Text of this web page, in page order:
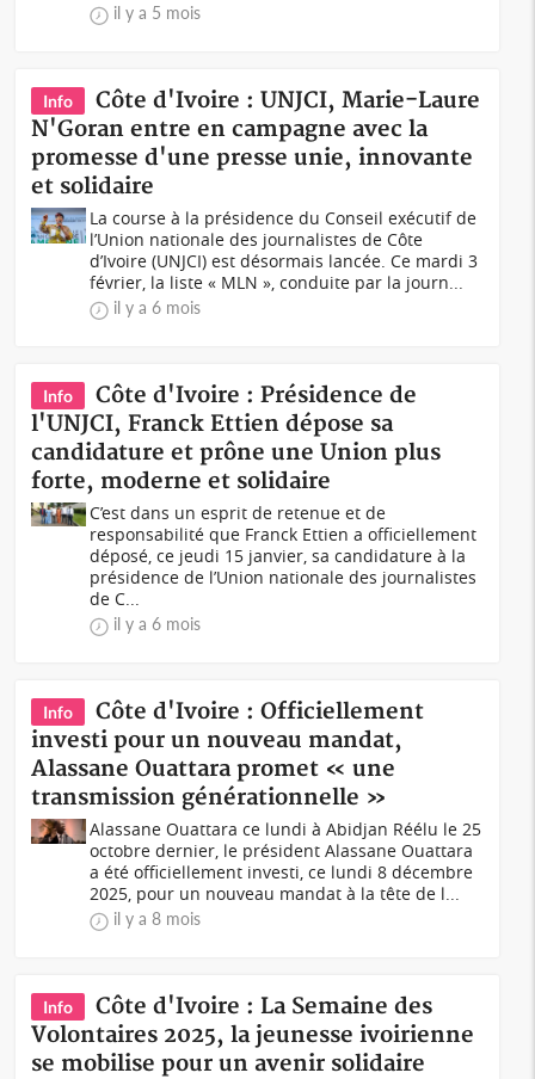
il y a 5 mois
Info
Côte d'Ivoire : UNJCI, Marie-Laure
N'Goran entre en campagne avec la
promesse d'une presse unie, innovante
et solidaire
La course à la présidence du Conseil exécutif de
l’Union nationale des journalistes de Côte
d’Ivoire (UNJCI) est désormais lancée. Ce mardi 3
février, la liste « MLN », conduite par la journ...
il y a 6 mois
Info
Côte d'Ivoire : Présidence de
l'UNJCI, Franck Ettien dépose sa
candidature et prône une Union plus
forte, moderne et solidaire
C’est dans un esprit de retenue et de
responsabilité que Franck Ettien a officiellement
déposé, ce jeudi 15 janvier, sa candidature à la
présidence de l’Union nationale des journalistes
de C...
il y a 6 mois
Info
Côte d'Ivoire : Officiellement
investi pour un nouveau mandat,
Alassane Ouattara promet « une
transmission générationnelle »
Alassane Ouattara ce lundi à Abidjan Réélu le 25
octobre dernier, le président Alassane Ouattara
a été officiellement investi, ce lundi 8 décembre
2025, pour un nouveau mandat à la tête de l...
il y a 8 mois
Info
Côte d'Ivoire : La Semaine des
Volontaires 2025, la jeunesse ivoirienne
se mobilise pour un avenir solidaire